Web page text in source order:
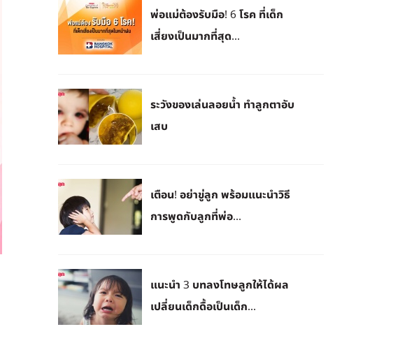
พ่อแม่ต้องรับมือ! 6 โรค ที่เด็ก
เสี่ยงเป็นมากที่สุด...
ระวังของเล่นลอยน้ำ ทำลูกตาอับ
เสบ
เตือน! อย่าขู่ลูก พร้อมแนะนำวิธี
การพูดกับลูกที่พ่อ...
แนะนำ 3 บทลงโทษลูกให้ได้ผล
เปลี่ยนเด็กดื้อเป็นเด็ก...